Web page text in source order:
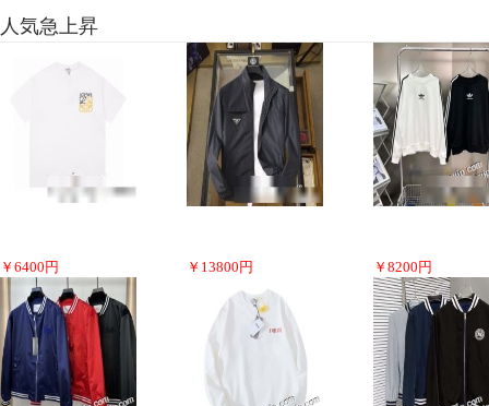
人気急上昇
￥ 6400 円 ￥ 13800 円 ￥ 8200 円